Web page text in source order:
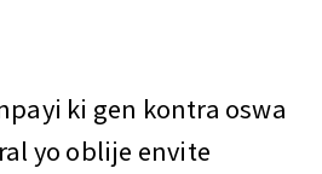
ki gen kontra oswa
yo oblije envite